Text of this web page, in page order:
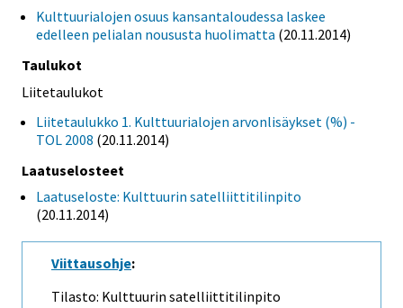
Kulttuurialojen osuus kansantaloudessa laskee
edelleen pelialan noususta huolimatta (20.11.2014)
Taulukot
Liitetaulukot
Liitetaulukko 1. Kulttuurialojen arvonlisäykset (%) -
TOL 2008 (20.11.2014)
Laatuselosteet
Laatuseloste: Kulttuurin satelliittitilinpito
(20.11.2014)
Viittausohje:
Tilasto: Kulttuurin satelliittitilinpito